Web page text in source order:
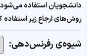
دانشجویان استفاده
روش‌های ارجاع زیر استفاده
شیوه‌ی رفرنس‌دهی: